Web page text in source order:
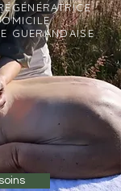
GUERANDAISE